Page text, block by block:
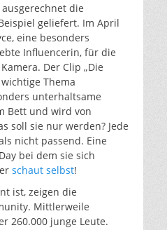
die
geliefert. Im April
eine besonders
Influencerin, für die
Der Clip „Die
Thema
unterhaltsame
Bett und wird von
soll sie nur werden? Jede
nicht passend. Eine
bei dem sie sich
schaut selbst!
ist, zeigen die
Mittlerweile
260.000 junge Leute.